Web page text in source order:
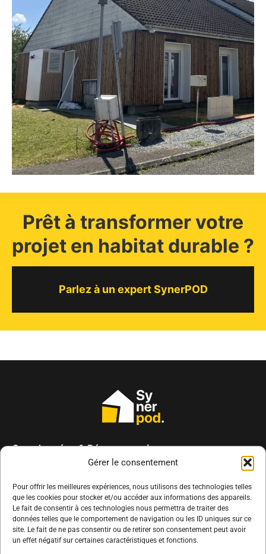
Gérer le consentement
Pour offrir les meilleures expériences, nous utilisons des technologies telles
que les cookies pour stocker et/ou accéder aux informations des appareils.
Le fait de consentir à ces technologies nous permettra de traiter des
données telles que le comportement de navigation ou les ID uniques sur ce
site. Le fait de ne pas consentir ou de retirer son consentement peut avoir
un effet négatif sur certaines caractéristiques et fonctions.
Prêt à transformer votre
projet en habitat durable ?
Parlez à un expert SynerPOD
Coordonnées & Réseaux sociaux
32 rue des Bois de Ville
Téléphone :02 51 38 29 72
Contactez-nous par email